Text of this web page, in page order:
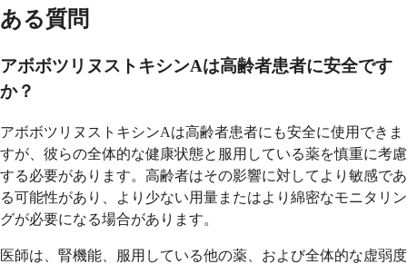
ある質問
アボボツリヌストキシンAは高齢者患者に安全です
か？
アボボツリヌストキシンAは高齢者患者にも安全に使用できま
すが、彼らの全体的な健康状態と服用している薬を慎重に考慮
する必要があります。高齢者はその影響に対してより敏感であ
る可能性があり、より少ない用量またはより綿密なモニタリン
グが必要になる場合があります。
医師は、腎機能、服用している他の薬、および全体的な虚弱度